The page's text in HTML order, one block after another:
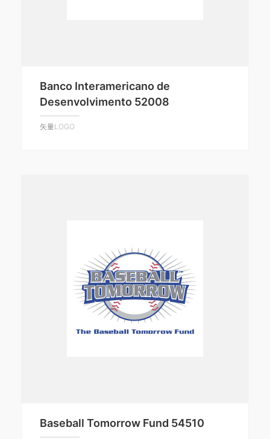
Banco Interamericano de
Desenvolvimento 52008
矢量LOGO
Baseball Tomorrow Fund 54510